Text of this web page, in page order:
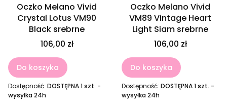
Oczko Melano Vivid
Crystal Lotus VM90
Black srebrne
106,00 zł
Do koszyka
Dostępność: DOSTĘPNA 1 szt. -
wysyłka 24h
Oczko Melano Vivid
VM89 Vintage Heart
Light Siam srebrne
106,00 zł
Do koszyka
Dostępność: DOSTĘPNA 1 szt. -
wysyłka 24h